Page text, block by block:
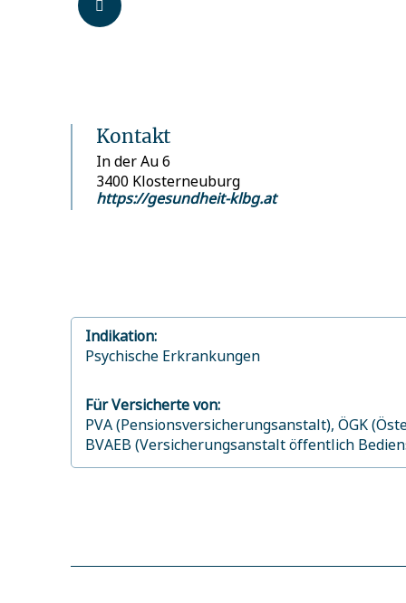
Kontakt
In der Au 6
3400 Klosterneuburg
https://gesundheit-klbg.at
Indikation:
Psychische Erkrankungen
Für Versicherte von:
PVA (Pensionsversicherungsanstalt), ÖGK
BVAEB (Versicherungsanstalt öffentlich